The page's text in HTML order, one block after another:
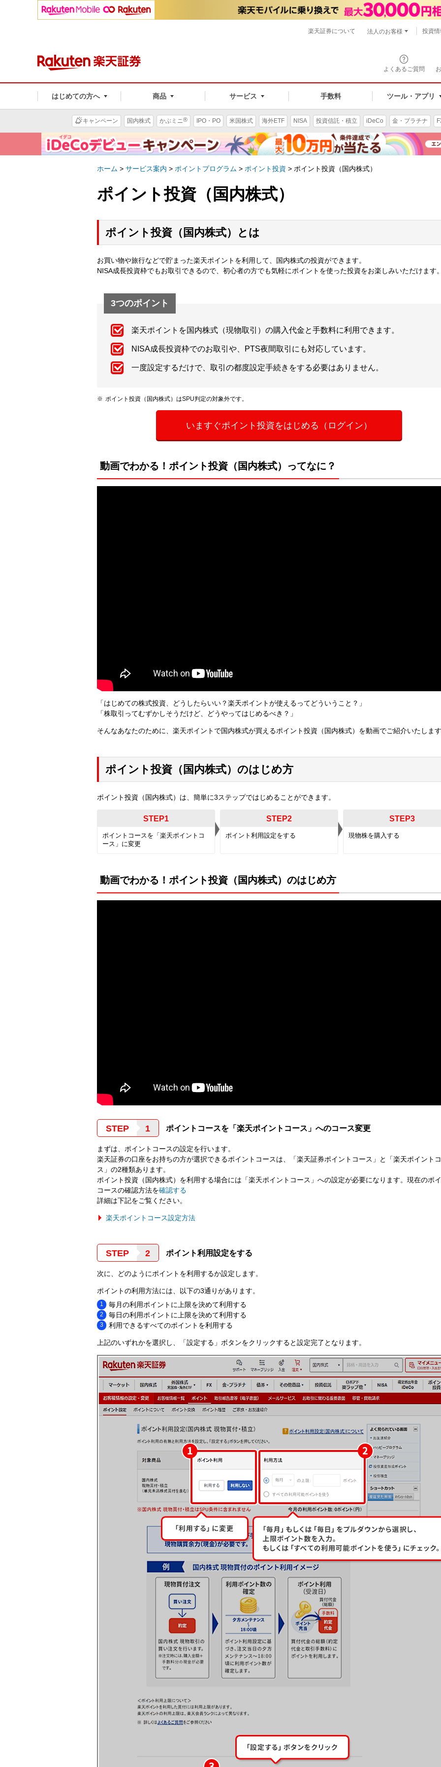
よくあるご質問
はじめての方へ 商品 サービス 手数料 ツール・アプリ
楽天証券について 法人のお客様 投資
キャンペーン 国内株式 かぶミニ® IPO・PO 米国株式 海外ETF NISA 投資信託・積立 iDeCo 金・プラチナ
ホーム > サービス案内 > ポイントプログラム > ポイント投資 > ポイント投資（国内株式）
ポイント投資（国内株式）
ポイント投資（国内株式）とは
お買い物や旅行などで貯まった楽天ポイントを利用して、国内株式の投資ができます。
NISA成長投資枠でもお取引できるので、初心者の方でも気軽にポイントを使った投資をお楽しみいただけます。
3つのポイント
楽天ポイントを国内株式（現物取引）の購入代金と手数料に利用できます。
NISA成長投資枠でのお取引や、PTS夜間取引にも対応しています。
一度設定するだけで、取引の都度設定手続きをする必要はありません。
ポイント投資（国内株式）はSPU判定の対象外です。
いますぐポイント投資をはじめる（ログイン）
動画でわかる！ポイント投資（国内株式）ってなに？
「はじめての株式投資、どうしたらいい？楽天ポイントが使えるってどういうこと？」
「株取引ってむずかしそうだけど、どうやってはじめるべき？」
そんなあなたのために、楽天ポイントで国内株式が買えるポイント投資（国内株式）を動画でご紹介いたします
ポイント投資（国内株式）のはじめ方
ポイント投資（国内株式）は、簡単に3ステップではじめることができます。
STEP1
ポイントコースを「楽天ポイントコ
ース」に変更
STEP2
ポイント利用設定をする
STEP3
現物株を購入する
動画でわかる！ポイント投資（国内株式）のはじめ方
STEP ポイントコースを「楽天ポイントコース」へのコース変更
まずは、ポイントコースの設定を行います。
楽天証券の口座をお持ちの方が選択できるポイントコースは、「楽天証券ポイントコース」と「楽天ポイント
ス」の2種類あります。
ポイント投資（国内株式）を利用する場合には「楽天ポイントコース」への設定が必要になります。現在のポ
コースの確認方法を確認する
詳細は下記をご覧ください。
楽天ポイントコース設定方法
STEP ポイント利用設定をする
次に、どのようにポイントを利用するか設定します。
ポイントの利用方法には、以下の3通りがあります。
毎月の利用ポイントに上限を決めて利用する
毎日の利用ポイントに上限を決めて利用する
利用できるすべてのポイントを利用する
上記のいずれかを選択し、「設定する」ボタンをクリックすると設定完了となります。